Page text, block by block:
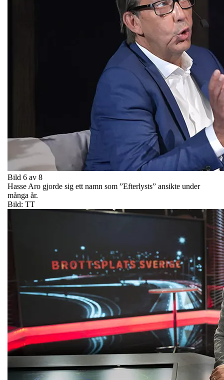
Bild 6 av 8
Hasse Aro gjorde sig ett namn som ”Efterlysts” ansikte under
många år.
Bild: TT